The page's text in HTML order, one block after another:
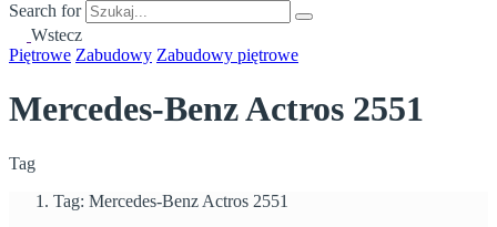
Search for
Wstecz
Piętrowe Zabudowy Zabudowy piętrowe
Mercedes-Benz Actros 2551
Tag
Tag: Mercedes-Benz Actros 2551